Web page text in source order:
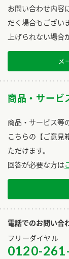
お問い合わせ内容
だく場合もござい
上げられない場合
メ
商品・サービ
商品・サービス等
こちらの【ご意見
ただけます。
回答が必要な方は
電話でのお問い合
フリーダイヤル
0120-